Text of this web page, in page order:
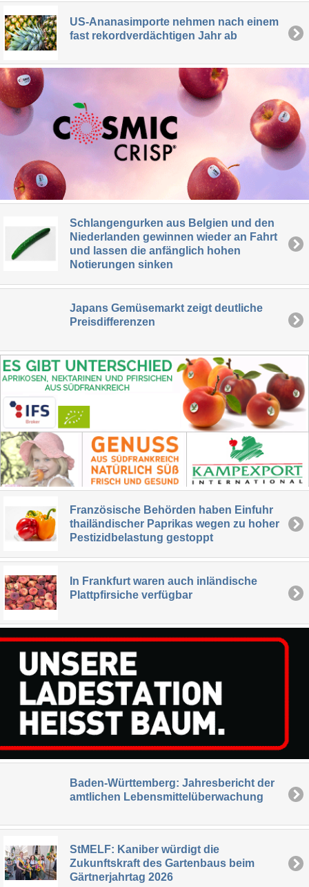
US-Ananasimporte nehmen nach einem
fast rekordverdächtigen Jahr ab
Schlangengurken aus Belgien und den
Niederlanden gewinnen wieder an Fahrt
und lassen die anfänglich hohen
Notierungen sinken
Japans Gemüsemarkt zeigt deutliche
Preisdifferenzen
Französische Behörden haben Einfuhr
thailändischer Paprikas wegen zu hoher
Pestizidbelastung gestoppt
In Frankfurt waren auch inländische
Plattpfirsiche verfügbar
Baden-Württemberg: Jahresbericht der
amtlichen Lebensmittelüberwachung
StMELF: Kaniber würdigt die
Zukunftskraft des Gartenbaus beim
Gärtnerjahrtag 2026